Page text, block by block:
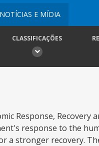
NOTÍCIAS E MÍDIA
CLASSIFICAÇÕES
Response, Recovery
response to the
a stronger recovery.